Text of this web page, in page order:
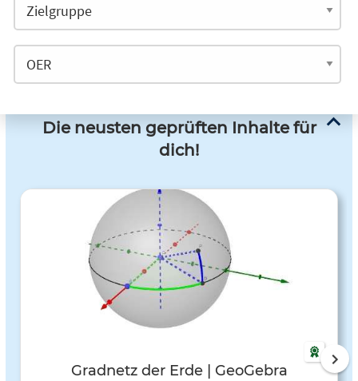
Die neusten geprüften Inhalte für
dich!
Gradnetz der Erde | GeoGebra